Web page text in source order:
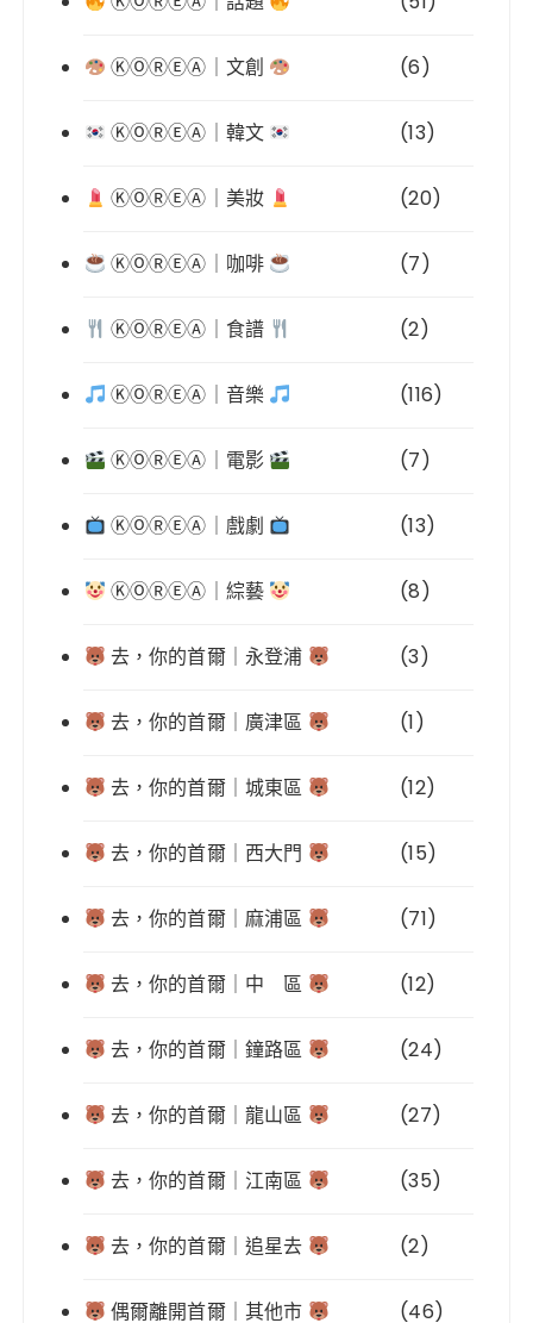
ⓀⓄⓇⒺⒶ｜文創 (6)
ⓀⓄⓇⒺⒶ｜韓文 (13)
ⓀⓄⓇⒺⒶ｜美妝 (20)
ⓀⓄⓇⒺⒶ｜咖啡 (7)
ⓀⓄⓇⒺⒶ｜食譜 (2)
ⓀⓄⓇⒺⒶ｜音樂 (116)
ⓀⓄⓇⒺⒶ｜電影 (7)
ⓀⓄⓇⒺⒶ｜戲劇 (13)
ⓀⓄⓇⒺⒶ｜綜藝 (8)
去，你的首爾｜永登浦 (3)
去，你的首爾｜廣津區 (1)
去，你的首爾｜城東區 (12)
去，你的首爾｜西大門 (15)
去，你的首爾｜麻浦區 (71)
去，你的首爾｜中 區 (12)
去，你的首爾｜鐘路區 (24)
去，你的首爾｜龍山區 (27)
去，你的首爾｜江南區 (35)
去，你的首爾｜追星去 (2)
偶爾離開首爾｜其他市 (46)